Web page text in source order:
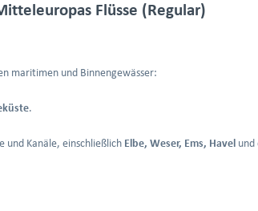
Flüsse (Regular)
maritimen und Binnengewässer:
.
und Kanäle, einschließlich Elbe, Weser, Ems, Havel und